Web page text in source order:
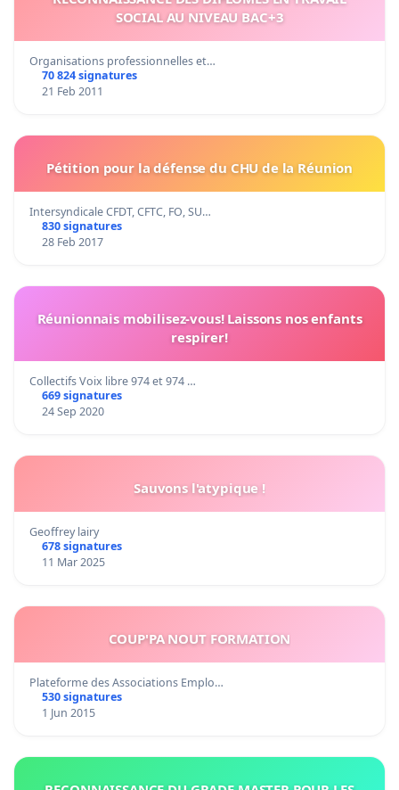
SOCIAL AU NIVEAU BAC+3
Organisations professionnelles et…
70 824 signatures
21 Feb 2011
Pétition pour la défense du CHU de la Réunion
Intersyndicale CFDT, CFTC, FO, SU…
830 signatures
28 Feb 2017
Réunionnais mobilisez-vous! Laissons nos enfants
respirer!
Collectifs Voix libre 974 et 974 …
669 signatures
24 Sep 2020
Sauvons l'atypique !
Geoffrey lairy
678 signatures
11 Mar 2025
COUP'PA NOUT FORMATION
Plateforme des Associations Emplo…
530 signatures
1 Jun 2015